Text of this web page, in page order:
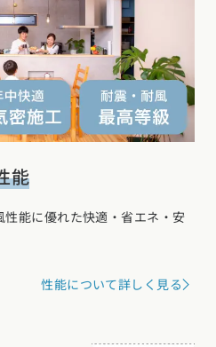
能
能に優れた快適・省エネ・安
性能について詳しく見る